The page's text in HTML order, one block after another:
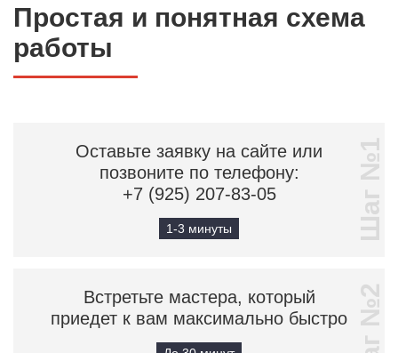
Простая и понятная схема
работы
Оставьте заявку на сайте или
позвоните по телефону:
+7 (925) 207-83-05
1-3 минуты Шаг №1
Встретьте мастера, который
приедет к вам максимально быстро